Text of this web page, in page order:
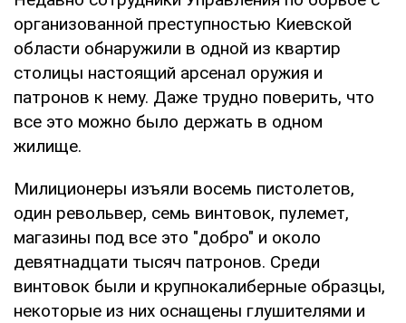
организованной преступностью Киевской
области обнаружили в одной из квартир
столицы настоящий арсенал оружия и
патронов к нему. Даже трудно поверить, что
все это можно было держать в одном
жилище.
Милиционеры изъяли восемь пистолетов,
один револьвер, семь винтовок, пулемет,
магазины под все это "добро" и около
девятнадцати тысяч патронов. Среди
винтовок были и крупнокалиберные образцы,
некоторые из них оснащены глушителями и